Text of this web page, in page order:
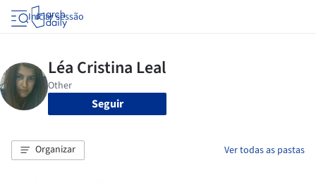
Iniciar sessão
Seguir
Organizar Ver todas as pastas